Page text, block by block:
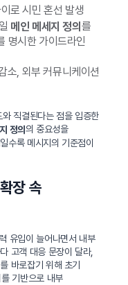
로 시민 혼선 발생
메인 메세지 정의 를
명시한 가이드라인
, 외부 커뮤니케이션
직결된다는 점을 입증한
정의의 중요성을
수록 메시지의 기준점이
장 속
유입이 늘어나면서 내부
고객 대응 문장이 달라,
바로잡기 위해 초기
기반으로 내부